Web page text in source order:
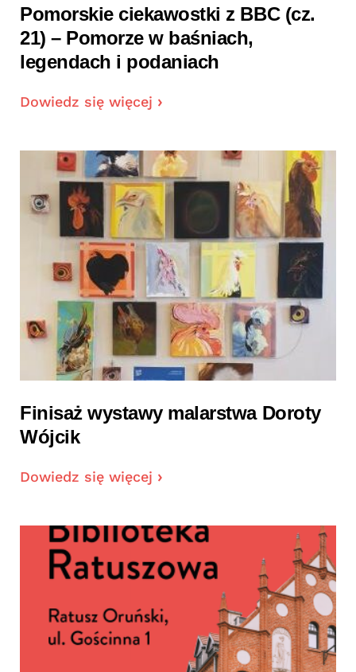
Pomorskie ciekawostki z BBC (cz.
21) – Pomorze w baśniach,
legendach i podaniach
Dowiedz się więcej
Finisaż wystawy malarstwa Doroty
Wójcik
Dowiedz się więcej